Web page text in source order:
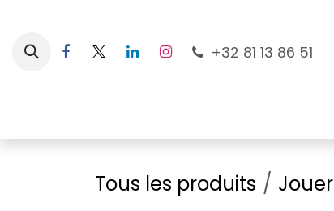
+32 81 13 86 51
Tous les produits Jouer